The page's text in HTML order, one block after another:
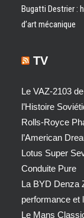
Bugatti Destrier :
d’art mécanique
TV
Le VAZ-2103
l’Histoire
Rolls-Royce
l’American
Lotus Super
Conduite Pure
La BYD Denza
performance et
Le Mans